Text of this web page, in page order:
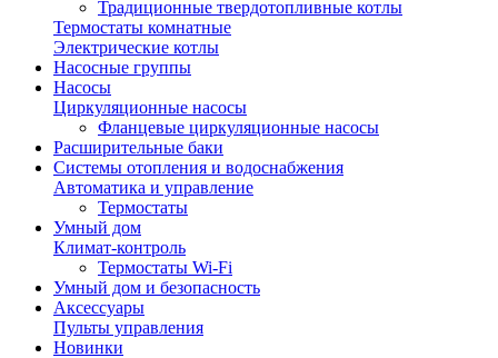
Традиционные твердотопливные котлы
Термостаты комнатные
Электрические котлы
Насосные группы
Насосы
Циркуляционные насосы
Фланцевые циркуляционные насосы
Расширительные баки
Системы отопления и водоснабжения
Автоматика и управление
Термостаты
Умный дом
Климат-контроль
Термостаты Wi-Fi
Умный дом и безопасность
Аксессуары
Пульты управления
Новинки